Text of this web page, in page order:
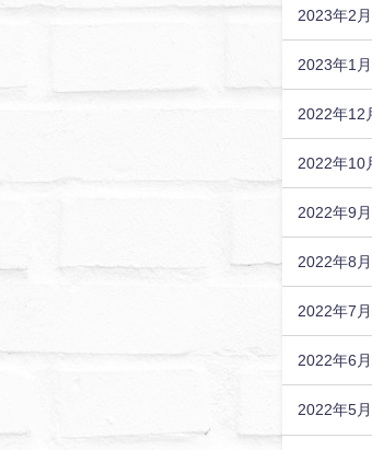
2023年2月
2023年1月
2022年12
2022年10
2022年9月
2022年8月
2022年7月
2022年6月
2022年5月